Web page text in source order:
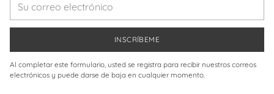
correo
electrónico
INSCRÍBEME
Al completar este formulario, usted se registra para recibir nuestros correos
electrónicos y puede darse de baja en cualquier momento.